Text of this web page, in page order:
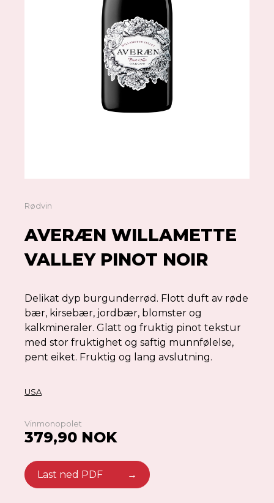
Rødvin
AVERÆN WILLAMETTE
VALLEY PINOT NOIR
Delikat dyp burgunderrød. Flott duft av røde
bær, kirsebær, jordbær, blomster og
kalkmineraler. Glatt og fruktig pinot tekstur
med stor fruktighet og saftig munnfølelse,
pent eiket. Fruktig og lang avslutning.
USA
Vinmonopolet
379,90 NOK
Last ned PDF →